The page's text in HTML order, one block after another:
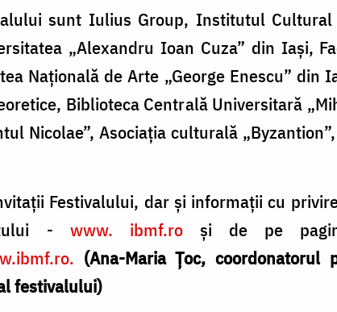
sunt Iulius Group, Institutul Cultural
„Alexandru Ioan Cuza” din Iaşi,
Naţională de Arte „George Enescu” din
Biblioteca Centrală Universitară
Nicolae”, Asociaţia culturală
Festivalului, dar şi informaţii cu
- www. ibmf.ro şi de pe
(Ana-Maria Ţoc,
festivalului)